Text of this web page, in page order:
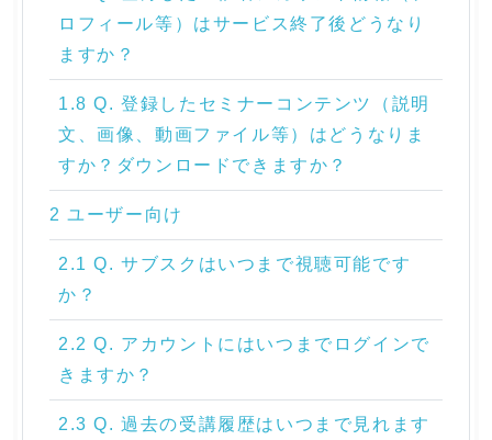
ロフィール等）はサービス終了後どうなり
ますか？
1.8 Q. 登録したセミナーコンテンツ（説明
文、画像、動画ファイル等）はどうなりま
すか？ダウンロードできますか？
2 ユーザー向け
2.1 Q. サブスクはいつまで視聴可能です
か？
2.2 Q. アカウントにはいつまでログインで
きますか？
2.3 Q. 過去の受講履歴はいつまで見れます